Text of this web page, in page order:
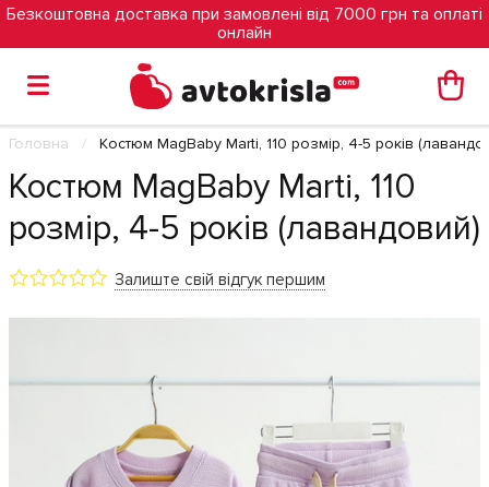
Безкоштовна доставка при замовлені від 7000 грн та оплаті
онлайн
Головна Костюм MagBaby Marti, 110 розмір, 4-5 років
Костюм MagBaby Marti, 110
розмір, 4-5 років (лавандовий)
Залиште свій відгук першим